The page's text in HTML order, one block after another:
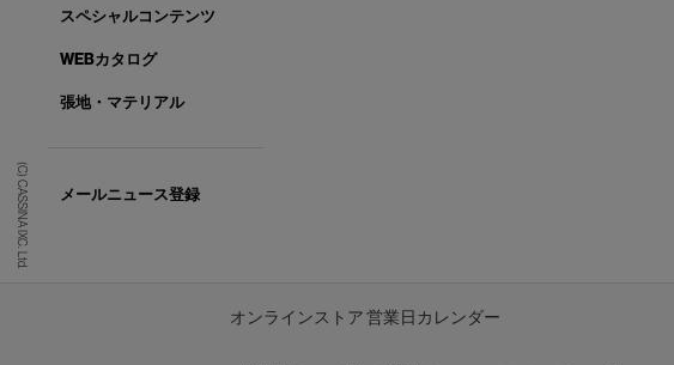
(C) CASSINA IXC. Ltd.
スペシャルコンテンツ
WEBカタログ
張地・マテリアル
メールニュース登録
オンラインストア 営業日カレンダー